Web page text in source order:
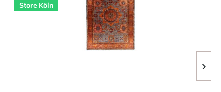
Store Köln